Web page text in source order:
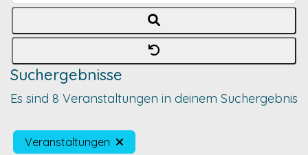
Suchergebnisse
Es sind 8 Veranstaltungen in deinem Suchergebnis
Veranstaltungen